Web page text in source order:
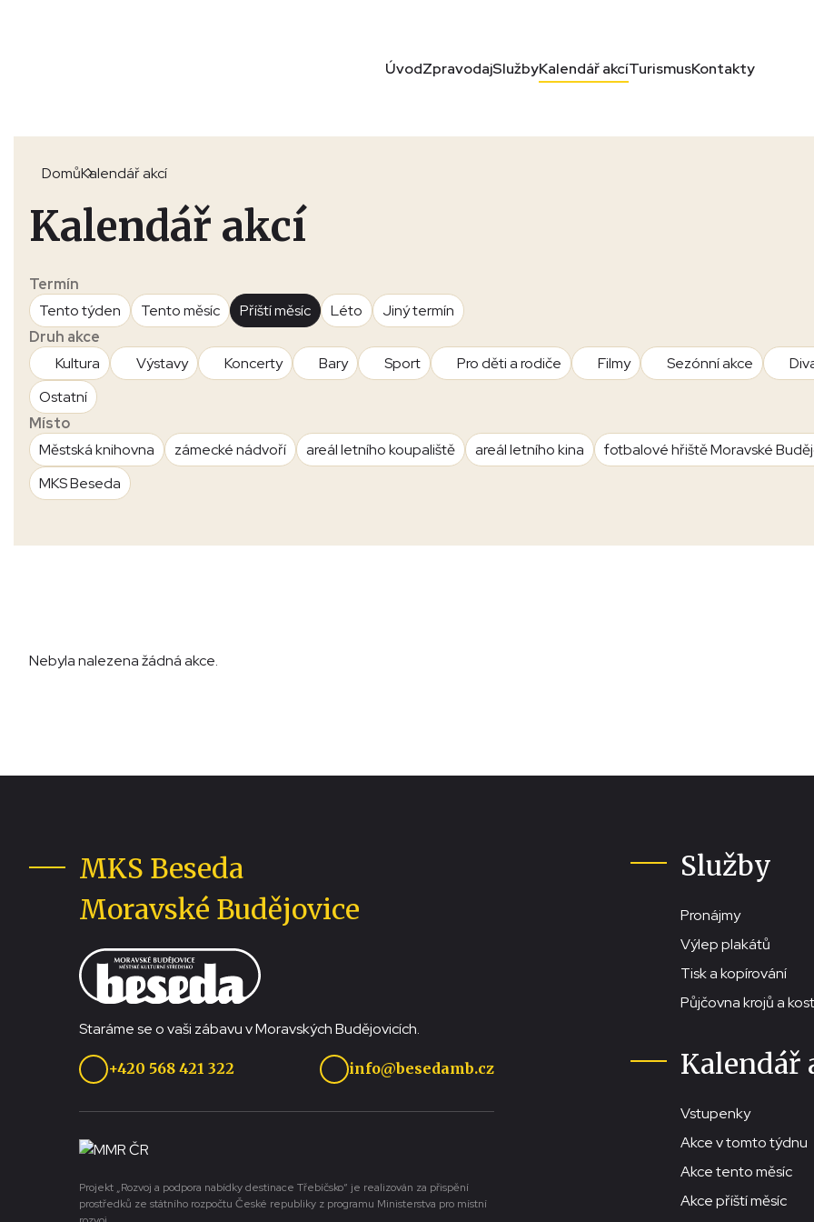
ÚvodZpravodajSlužbyKalendář akcíTurismusKontakty
DomůKalendář akcí
Kalendář akcí
Termín
Tento týden
Tento měsíc Příští měsíc Léto
Jiný termín
Druh akce
Kultura
Výstavy Koncerty Bary Sport Pro děti a rodiče Filmy Sezónní akce
Ostatní
Místo
Městská knihovna
zámecké nádvoří areál letního koupaliště areál letního kina
fotbalové hřiště Moravské
MKS Beseda
Nebyla nalezena žádná akce.
MKS Beseda
Moravské Budějovice
Staráme se o vaši zábavu v Moravských Budějovicích.
+420 568 421 322 info@besedamb.cz
Projekt „Rozvoj a podpora nabídky destinace Třebíčsko“ je realizován za přispění
prostředků ze státního rozpočtu České republiky z programu Ministerstva pro místní
Služby
Pronájmy
Výlep plakátů
Tisk a kopírování
Půjčovna krojů a
Kalendář
Vstupenky
Akce v tomto týdnu
Akce tento měsíc
Akce příští měsíc